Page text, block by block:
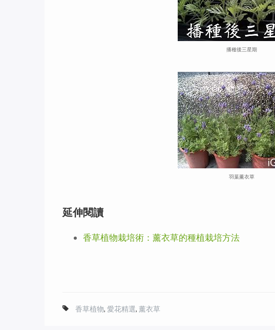
播種後三星期
羽葉薰衣草
延伸閱讀
香草植物栽培術：薰衣草的種植栽培方法
香草植物, 愛花精選, 薰衣草